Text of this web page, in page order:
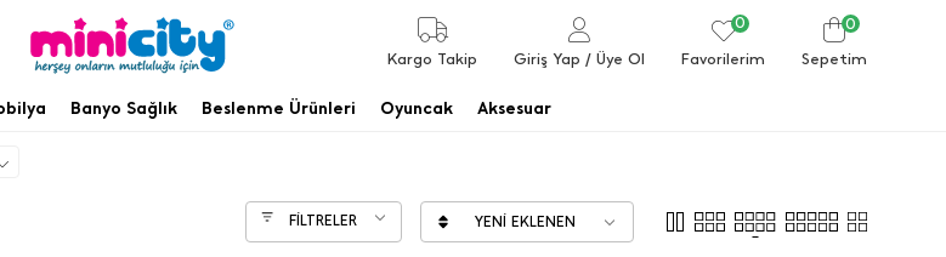
Kargo Takip Giriş Yap / Üye Ol
0
Favorilerim
0
Sepetim
Banyo Sağlık Beslenme Ürünleri Oyuncak Aksesuar
FİLTRELER YENI EKLENEN
Üzere
BEDEN
STD